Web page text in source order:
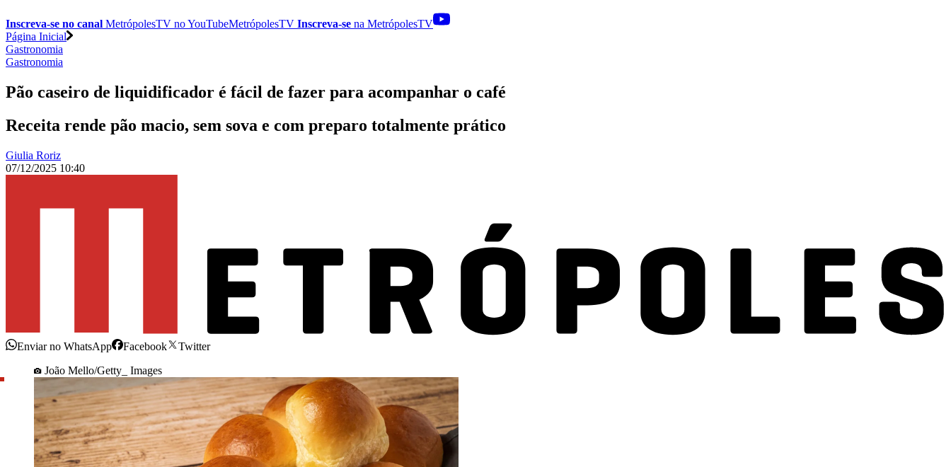
Inscreva-se no canal MetrópolesTV noYouTubeMetrópolesTV Inscreva-se na MetrópolesTV
Página Inicial
Gastronomia
Gastronomia
Pão caseiro de liquidificador é fácil de fazer para acompanhar o café
Receita rende pão macio, sem sova e com preparo totalmente prático
Giulia Roriz
07/12/2025 10:40
Enviar no WhatsApp Facebook
Twitter
João Mello/Getty_ Images